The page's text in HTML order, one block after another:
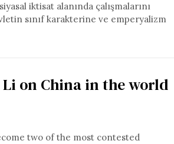
iktisat alanında çalışmalarını
sınıf karakterine ve emperyalizm
on China in the world
two of the most contested